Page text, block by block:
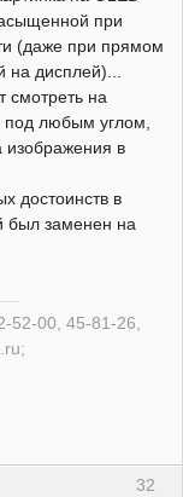
при
(даже при прямом
дисплей)...
смотреть на
любым углом,
изображения в
достоинств в
заменен на
52-00, 45-81-26,
32